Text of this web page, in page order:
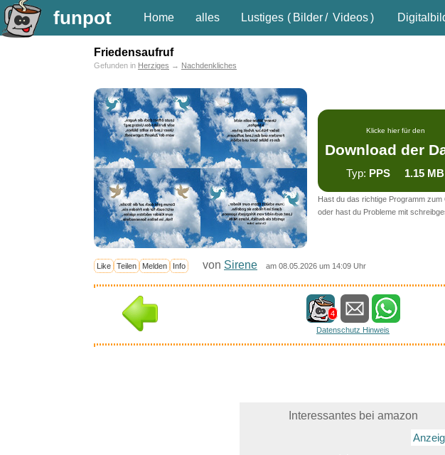
funpot Home alles Lustiges ( Bilder/ Videos)
Friedensaufruf
Gefunden in Herziges → Nachdenkliches
Klicke hier für den
Download der
Typ: PPS 1.15 MB
Hast du das richtige Programm
oder hast du Probleme mit
Like Teilen Melden Info von Sirene am 08.05.2026 um 14:09 Uhr
4
Datenschutz Hinweis
Interessantes bei amazon